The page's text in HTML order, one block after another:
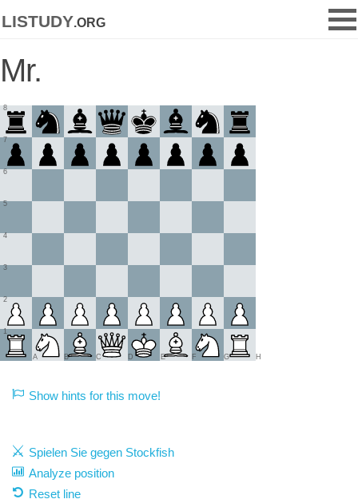
listudy.org
Mr.
1
2
3
4
5
6
7
8
A B C D E F G H
Show hints for this move!
Spielen Sie gegen Stockfish
Analyze position
Reset line